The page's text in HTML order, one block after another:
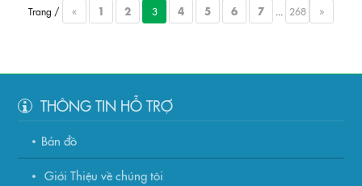
Trang / « 1 2 3 4 5 6 7 268 »
THÔNG TIN HỖ TRỢ
Bản đồ
Giới Thiệu về chúng tôi